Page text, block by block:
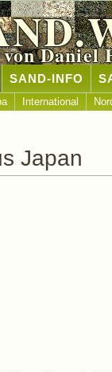
Daniel
SAND-INFO
International
Japan